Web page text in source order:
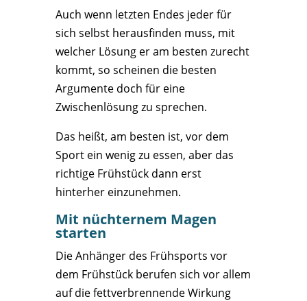
Auch wenn letzten Endes jeder für
sich selbst herausfinden muss, mit
welcher Lösung er am besten zurecht
kommt, so scheinen die besten
Argumente doch für eine
Zwischenlösung zu sprechen.
Das heißt, am besten ist, vor dem
Sport ein wenig zu essen, aber das
richtige Frühstück dann erst
hinterher einzunehmen.
Mit nüchternem Magen
starten
Die Anhänger des Frühsports vor
dem Frühstück berufen sich vor allem
auf die fettverbrennende Wirkung